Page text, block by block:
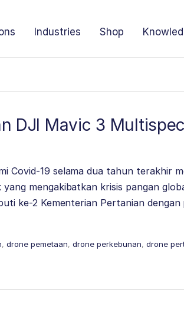
Industries Shop
DJI Mavic 3
Covid-19 selama dua tahun terakhir
mengakibatkan krisis pangan
ke-2 Kementerian Pertanian
, drone pemetaan, drone perkebunan, drone